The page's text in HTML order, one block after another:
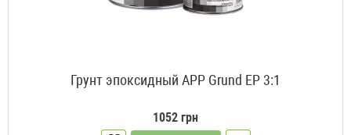
Грунт эпоксидный APP Grund EP 3:1
1052 грн